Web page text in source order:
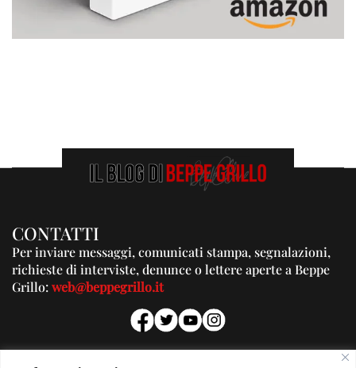
CONTATTI
Per inviare messaggi, comunicati stampa, segnalazioni,
richieste di interviste, denunce o lettere aperte a Beppe
Grillo:web@beppegrillo.it